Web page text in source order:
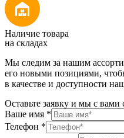
Наличие товара
на складах
Мы следим за нашим
его новыми позициями,
в качестве и доступности
Оставьте заявку и мы с вами
Ваше имя *
Телефон *